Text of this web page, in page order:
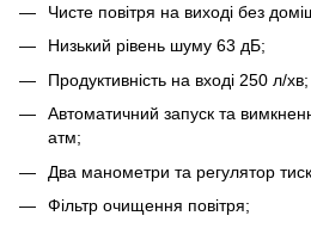
Чисте повітря на виході без
Низький рівень шуму 63 дБ;
Продуктивність на вході 250 л/хв;
Автоматичний запуск та
атм;
Два манометри та регулятор
Фільтр очищення повітря;